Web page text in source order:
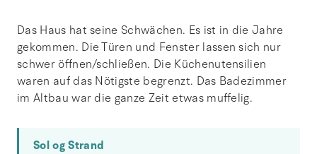
Das Haus hat seine Schwächen. Es ist in die Jahre
gekommen. Die Türen und Fenster lassen sich nur
schwer öffnen/schließen. Die Küchenutensilien
waren auf das Nötigste begrenzt. Das Badezimmer
im Altbau war die ganze Zeit etwas muffelig.
Sol og Strand